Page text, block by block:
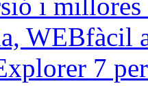
WEBfàcil
7